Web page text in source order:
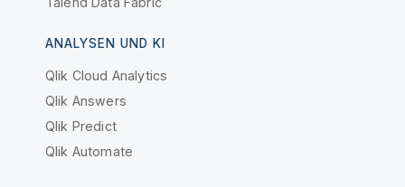
ANALYSEN UND KI
Qlik Cloud Analytics
Qlik Answers
Qlik Predict
Qlik Automate